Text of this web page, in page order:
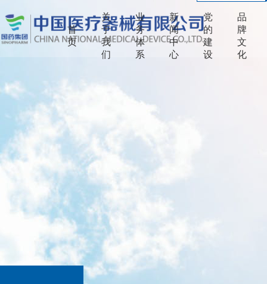
首
页
关
于
我
们
业
务
体
系
新
闻
中
心
党
的
建
设
品
牌
文
化